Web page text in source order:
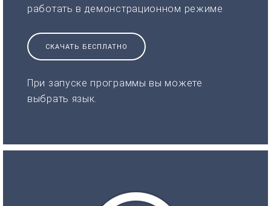
работать в демонстрационном режиме
СКАЧАТЬ БЕСПЛАТНО
При запуске программы вы можете
выбрать язык.